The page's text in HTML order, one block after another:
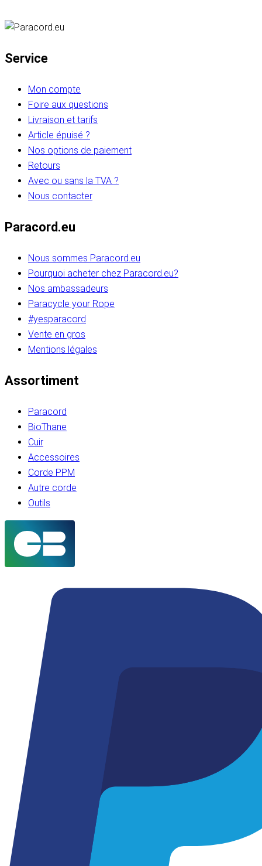
Service
Mon compte
Foire aux questions
Livraison et tarifs
Article épuisé ?
Nos options de paiement
Retours
Avec ou sans la TVA ?
Nous contacter
Paracord.eu
Nous sommes Paracord.eu
Pourquoi acheter chez Paracord.eu?
Nos ambassadeurs
Paracycle your Rope
#yesparacord
Vente en gros
Mentions légales
Assortiment
Paracord
BioThane
Cuir
Accessoires
Corde PPM
Autre corde
Outils